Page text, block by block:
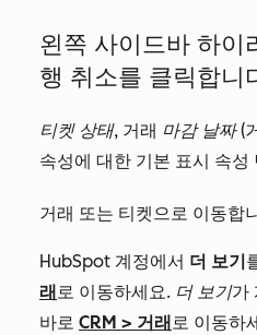
왼쪽 사이드바 하이
행 취소를 클릭합니
티켓 상태, 거래 마감 날짜(
속성에 대한 기본 표시 속
거래 또는 티켓으로 이동합
HubSpot 계정에서 더 보기
래로 이동하세요. 더 보기가
바로 CRM > 거래로 이동하